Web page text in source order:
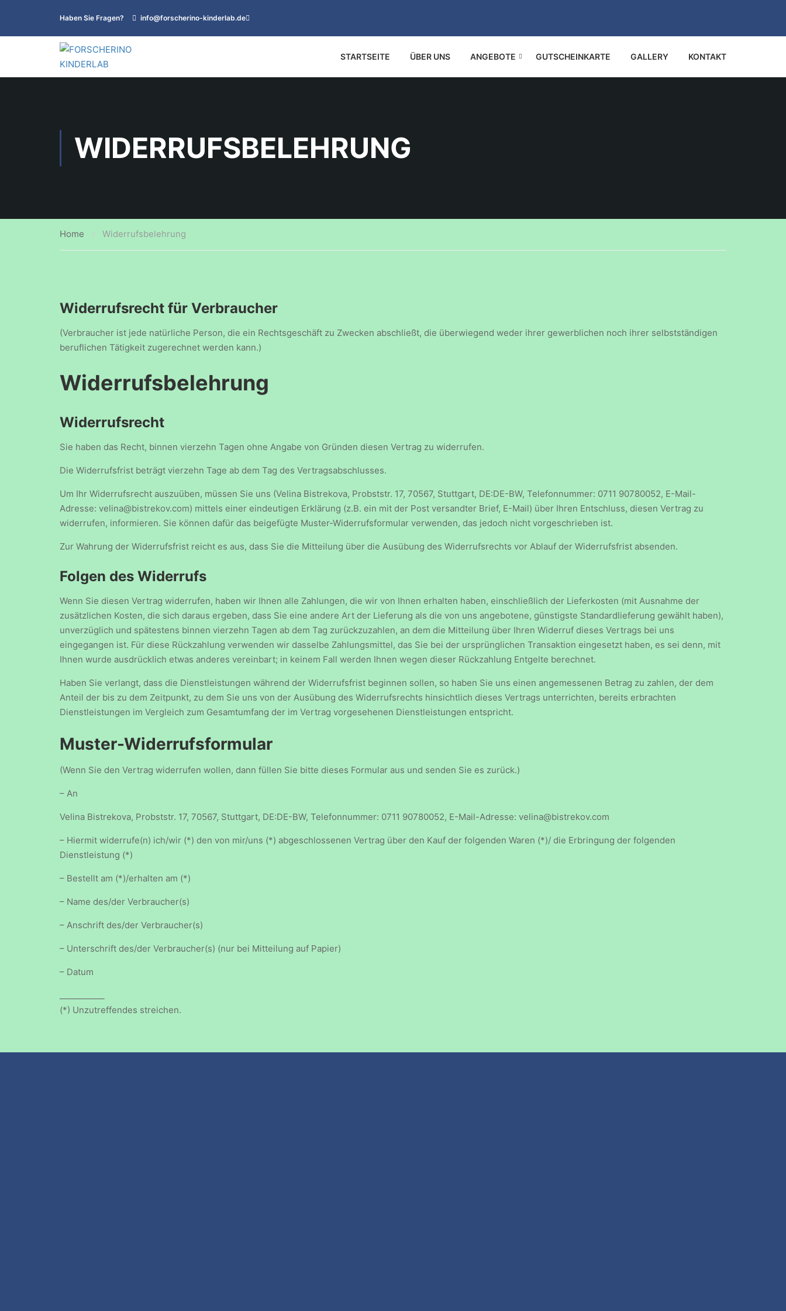
Haben Sie Fragen? info@forscherino-kinderlab.de
STARTSEITE ÜBER UNS ANGEBOTE GUTSCHEINKARTE GALLERY KONTAKT
WIDERRUFSBELEHRUNG
Home Widerrufsbelehrung
Widerrufsrecht für Verbraucher
(Verbraucher ist jede natürliche Person, die ein Rechtsgeschäft zu Zwecken abschließt, die überwiegend weder ihrer gewerblichen noch ihrer selbstständigen
beruflichen Tätigkeit zugerechnet werden kann.)
Widerrufsbelehrung
Widerrufsrecht
Sie haben das Recht, binnen vierzehn Tagen ohne Angabe von Gründen diesen Vertrag zu widerrufen.
Die Widerrufsfrist beträgt vierzehn Tage ab dem Tag des Vertragsabschlusses.
Um Ihr Widerrufsrecht auszuüben, müssen Sie uns (Velina Bistrekova, Probststr. 17, 70567, Stuttgart, DE:DE-BW, Telefonnummer: 0711 90780052, E-Mail-
Adresse: velina@bistrekov.com) mittels einer eindeutigen Erklärung (z.B. ein mit der Post versandter Brief, E-Mail) über Ihren Entschluss, diesen Vertrag zu
widerrufen, informieren. Sie können dafür das beigefügte Muster-Widerrufsformular verwenden, das jedoch nicht vorgeschrieben ist.
Zur Wahrung der Widerrufsfrist reicht es aus, dass Sie die Mitteilung über die Ausübung des Widerrufsrechts vor Ablauf der Widerrufsfrist absenden.
Folgen des Widerrufs
Wenn Sie diesen Vertrag widerrufen, haben wir Ihnen alle Zahlungen, die wir von Ihnen erhalten haben, einschließlich der Lieferkosten (mit Ausnahme der
zusätzlichen Kosten, die sich daraus ergeben, dass Sie eine andere Art der Lieferung als die von uns angebotene, günstigste Standardlieferung gewählt haben),
unverzüglich und spätestens binnen vierzehn Tagen ab dem Tag zurückzuzahlen, an dem die Mitteilung über Ihren Widerruf dieses Vertrags bei uns
eingegangen ist. Für diese Rückzahlung verwenden wir dasselbe Zahlungsmittel, das Sie bei der ursprünglichen Transaktion eingesetzt haben, es sei denn, mit
Ihnen wurde ausdrücklich etwas anderes vereinbart; in keinem Fall werden Ihnen wegen dieser Rückzahlung Entgelte berechnet.
Haben Sie verlangt, dass die Dienstleistungen während der Widerrufsfrist beginnen sollen, so haben Sie uns einen angemessenen Betrag zu zahlen, der dem
Anteil der bis zu dem Zeitpunkt, zu dem Sie uns von der Ausübung des Widerrufsrechts hinsichtlich dieses Vertrags unterrichten, bereits erbrachten
Dienstleistungen im Vergleich zum Gesamtumfang der im Vertrag vorgesehenen Dienstleistungen entspricht.
Muster-Widerrufsformular
(Wenn Sie den Vertrag widerrufen wollen, dann füllen Sie bitte dieses Formular aus und senden Sie es zurück.)
– An
Velina Bistrekova, Probststr. 17, 70567, Stuttgart, DE:DE-BW, Telefonnummer: 0711 90780052, E-Mail-Adresse: velina@bistrekov.com
– Hiermit widerrufe(n) ich/wir (*) den von mir/uns (*) abgeschlossenen Vertrag über den Kauf der folgenden Waren (*)/ die Erbringung der folgenden
Dienstleistung (*)
– Bestellt am (*)/erhalten am (*)
– Name des/der Verbraucher(s)
– Anschrift des/der Verbraucher(s)
– Unterschrift des/der Verbraucher(s) (nur bei Mitteilung auf Papier)
– Datum
(*) Unzutreffendes streichen.